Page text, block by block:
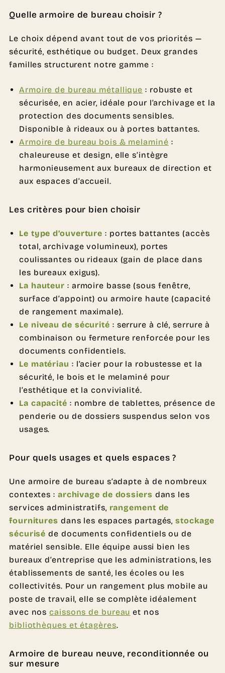
Quelle armoire de bureau choisir ?
Le choix dépend avant tout de vos priorités —
sécurité, esthétique ou budget. Deux grandes
familles structurent notre gamme :
Armoire de bureau métallique : robuste et
sécurisée, en acier, idéale pour l’archivage et la
protection des documents sensibles.
Disponible à rideaux ou à portes battantes.
Armoire de bureau bois & melaminé :
chaleureuse et design, elle s’intègre
harmonieusement aux bureaux de direction et
aux espaces d’accueil.
Les critères pour bien choisir
Le type d’ouverture : portes battantes (accès
total, archivage volumineux), portes
coulissantes ou rideaux (gain de place dans
les bureaux exigus).
La hauteur : armoire basse (sous fenêtre,
surface d’appoint) ou armoire haute (capacité
de rangement maximale).
Le niveau de sécurité : serrure à clé, serrure à
combinaison ou fermeture renforcée pour les
documents confidentiels.
Le matériau : l’acier pour la robustesse et la
sécurité, le bois et le melaminé pour
l’esthétique et la convivialité.
La capacité : nombre de tablettes, présence de
penderie ou de dossiers suspendus selon vos
usages.
Pour quels usages et quels espaces ?
Une armoire de bureau s’adapte à de nombreux
contextes : archivage de dossiers dans les
services administratifs, rangement de
fournitures dans les espaces partagés,stockage
sécurisé de documents confidentiels ou de
matériel sensible. Elle équipe aussi bien les
bureaux d’entreprise que les administrations, les
établissements de santé, les écoles ou les
collectivités. Pour un rangement plus mobile au
poste de travail, elle se complète idéalement
avec nos caissons de bureau et nos
bibliothèques et étagères.
Armoire de bureau neuve, reconditionnée ou
sur mesure